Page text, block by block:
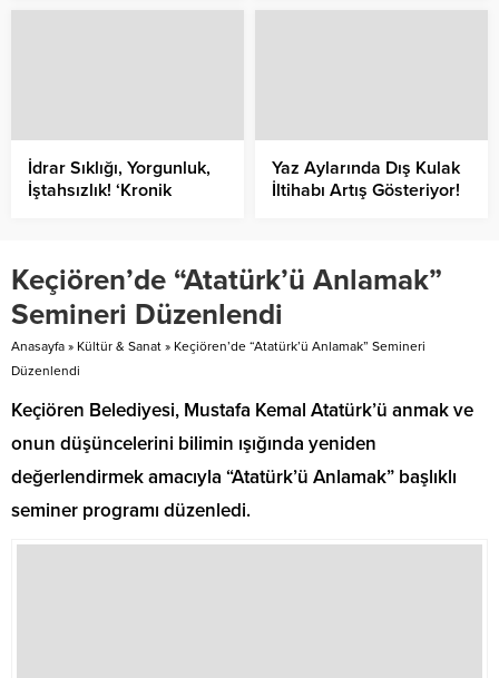
İdrar Sıklığı, Yorgunluk,
İştahsızlık! ‘Kronik
Yaz Aylarında Dış Kulak
İltihabı Artış Gösteriyor!
Keçiören’de “Atatürk’ü Anlamak”
Semineri Düzenlendi
Anasayfa » Kültür & Sanat » Keçiören’de “Atatürk’ü Anlamak” Semineri
Düzenlendi
Keçiören Belediyesi, Mustafa Kemal Atatürk’ü anmak ve
onun düşüncelerini bilimin ışığında yeniden
değerlendirmek amacıyla “Atatürk’ü Anlamak” başlıklı
seminer programı düzenledi.